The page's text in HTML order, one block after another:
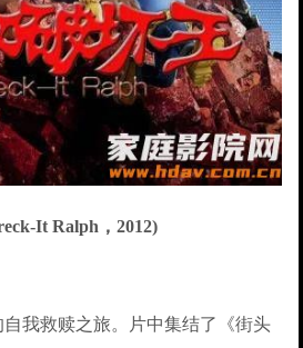
It Ralph，2012)
我救赎之旅。片中集结了《街头